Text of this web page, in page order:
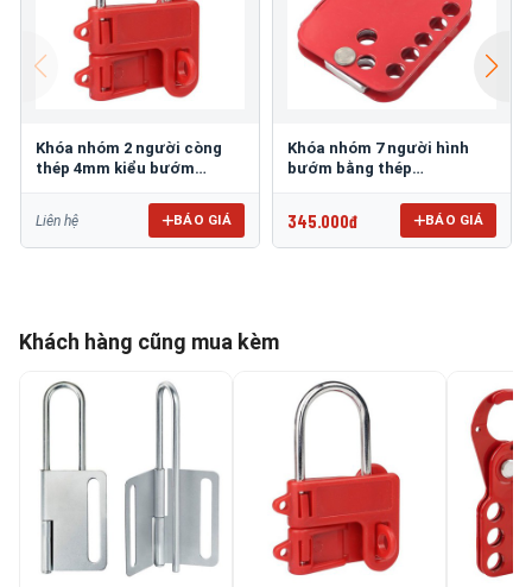
Khóa nhóm 2 người còng
thép 4mm kiểu bướm
Liên hệ BÁO GIÁ
Khóa nhóm 7 người hình
bướm bằng thép
345.000đ BÁO GIÁ
Khách hàng cũng mua kèm